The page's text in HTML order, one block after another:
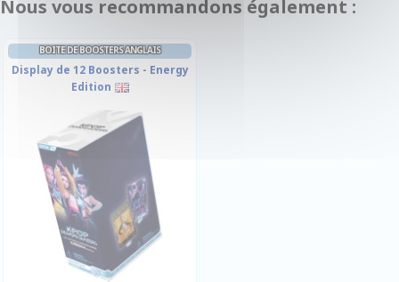
Nous vous recommandons également :
BOITE DE BOOSTERS ANGLAIS
Display de 12 Boosters - Energy
Edition